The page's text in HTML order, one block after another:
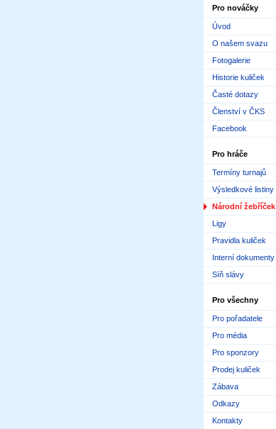
Pro nováčky
Úvod
O našem svazu
Fotogalerie
Historie kuliček
Časté dotazy
Členství v ČKS
Facebook
Pro hráče
Termíny turnajů
Výsledkové listiny
Národní žebříček
Ligy
Pravidla kuliček
Interní dokumenty
Síň slávy
Pro všechny
Pro pořadatele
Pro média
Pro sponzory
Prodej kuliček
Zábava
Odkazy
Kontakty